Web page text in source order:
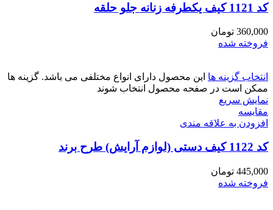
کد 1121 کیف یکطرفه زنانه جلو حلقه
360,000 تومان
فروخته شده
انتخاب گزینه ها این محصول دارای انواع مختلفی می باشد. گزینه ها
ممکن است در صفحه محصول انتخاب شوند
نمایش سریع
مقايسه
افزودن به علاقه مندی
کد 1122 کیف دستی (لوازم آرایش) طرح برند
445,000 تومان
فروخته شده